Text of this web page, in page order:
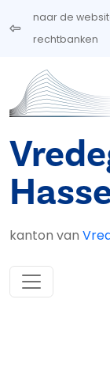
Overslaan en
naar de
rechtbanken
kanton van